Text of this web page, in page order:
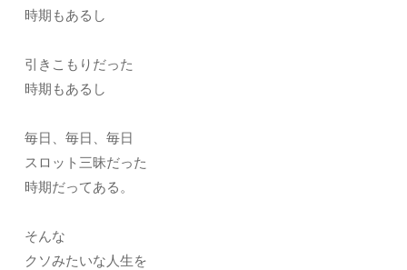
時期もあるし
引きこもりだった
時期もあるし
毎日、毎日、毎日
スロット三昧だった
時期だってある。
そんな
クソみたいな人生を